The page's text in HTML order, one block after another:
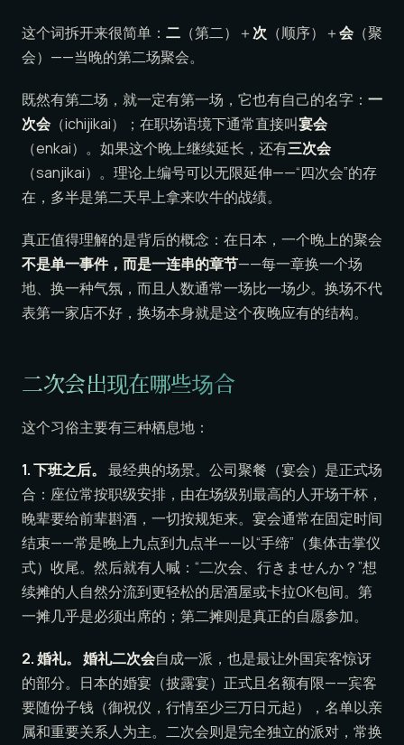
这个词拆开来很简单： 二 （第二）＋次 （顺序）＋会 （聚
会）——当晚的第二场聚会。
既然有第二场，就一定有第一场，它也有自己的名字： 一
次会 （ichijikai）；在职场语境下通常直接叫宴会
（enkai）。如果这个晚上继续延长，还有三次会
（sanjikai）。理论上编号可以无限延伸——“四次会”的存
在，多半是第二天早上拿来吹牛的战绩。
真正值得理解的是背后的概念：在日本，一个晚上的聚会
不是单一事件，而是一连串的章节——每一章换一个场
地、换一种气氛，而且人数通常一场比一场少。换场不代
表第一家店不好，换场本身就是这个夜晚应有的结构。
二次会出现在哪些场合
这个习俗主要有三种栖息地：
1. 下班之后。 最经典的场景。公司聚餐（宴会）是正式场
合：座位常按职级安排，由在场级别最高的人开场干杯，
晚辈要给前辈斟酒，一切按规矩来。宴会通常在固定时间
结束——常是晚上九点到九点半——以“手缔”（集体击掌仪
式）收尾。然后就有人喊：“二次会、行きませんか？”想
续摊的人自然分流到更轻松的居酒屋或卡拉OK包间。第
一摊几乎是必须出席的；第二摊则是真正的自愿参加。
2. 婚礼。 婚礼二次会自成一派，也是最让外国宾客惊讶
的部分。日本的婚宴（披露宴）正式且名额有限——宾客
要随份子钱（御祝仪，行情至少三万日元起），名单以亲
属和重要关系人为主。二次会则是完全独立的派对，常换